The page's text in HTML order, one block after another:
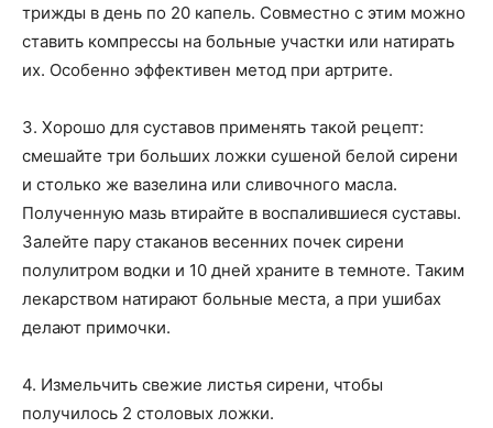
трижды в день по 20 капель. Совместно с этим можно
ставить компрессы на больные участки или натирать
их. Особенно эффективен метод при артрите.
3. Хорошо для суставов применять такой рецепт:
смешайте три больших ложки сушеной белой сирени
и столько же вазелина или сливочного масла.
Полученную мазь втирайте в воспалившиеся суставы.
Залейте пару стаканов весенних почек сирени
полулитром водки и 10 дней храните в темноте. Таким
лекарством натирают больные места, а при ушибах
делают примочки.
4. Измельчить свежие листья сирени, чтобы
получилось 2 столовых ложки.